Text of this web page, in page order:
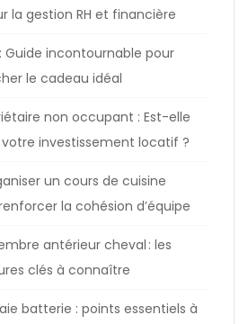
la gestion RH et financière
Guide incontournable pour
le cadeau idéal
non occupant : Est-elle
investissement locatif ?
un cours de cuisine
la cohésion d’équipe
antérieur cheval : les
clés à connaître
batterie : points essentiels à